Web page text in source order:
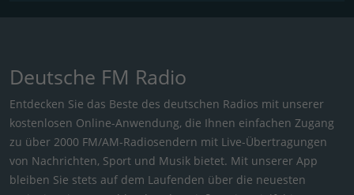
Deutsche FM Radio
Entdecken Sie das Beste des deutschen Radios mit unserer
kostenlosen Online-Anwendung, die Ihnen einfachen Zugang
zu über 2000 FM/AM-Radiosendern mit Live-Übertragungen
von Nachrichten, Sport und Musik bietet. Mit unserer App
bleiben Sie stets auf dem Laufenden über die neuesten